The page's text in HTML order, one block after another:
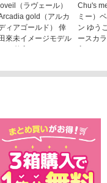
（ラヴェール）
gold（アルカ
ィアゴールド） 倖
來未イメージモデル
（10枚入り）
Chu's
ミー）
ン ゆう
ースカ
入り）